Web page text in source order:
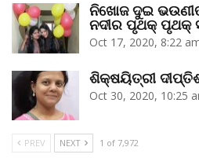
ନିଖୋଜ ଦୁଇ
ନଦୀର ପୃଥକ୍‌ ପୃଥକ୍‌
Oct 17, 2020, 8:22
ଶିକ୍ଷୟିତ୍ରୀ
Oct 30, 2020, 10:25
PREV NEXT 1 of 7,972